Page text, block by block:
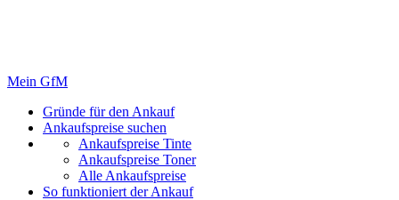
Mein GfM
Gründe für den Ankauf
Ankaufspreise suchen
Ankaufspreise Tinte
Ankaufspreise Toner
Alle Ankaufspreise
So funktioniert der Ankauf